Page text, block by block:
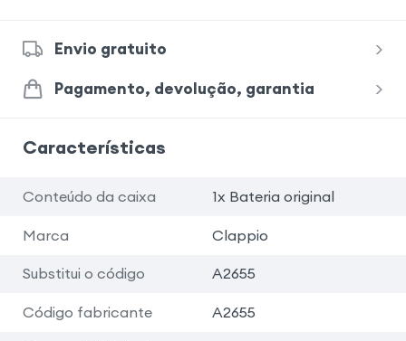
Envio gratuito
Pagamento, devolução, garantia
Características
Conteúdo da caixa 1x Bateria original
Marca Clappio
Substitui o código A2655
Código fabricante A2655